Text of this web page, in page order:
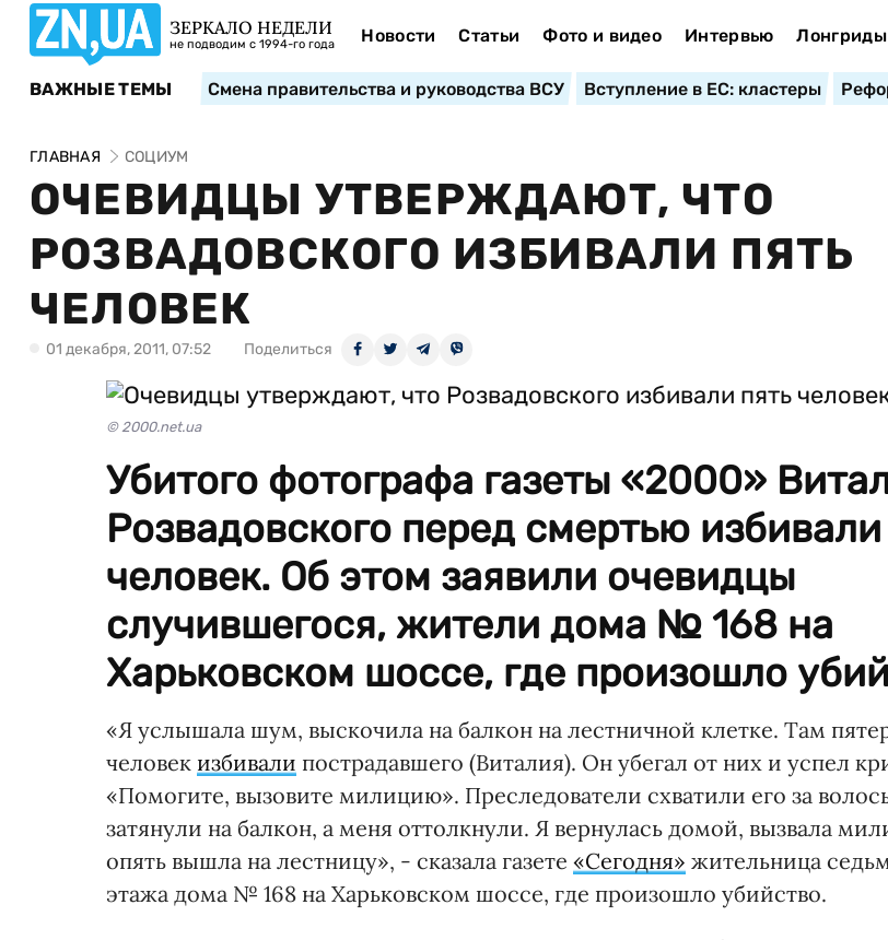
ЗЕРКАЛО НЕДЕЛИ
не подводим с 1994-го года Новости Статьи Фото и видео Интервью Лонгриды
ВАЖНЫЕ ТЕМЫ Смена правительства и руководства ВСУ Вступление в ЕС: кластеры
ГЛАВНАЯ СОЦИУМ
ОЧЕВИДЦЫ УТВЕРЖДАЮТ, ЧТО
РОЗВАДОВСКОГО ИЗБИВАЛИ ПЯТЬ
ЧЕЛОВЕК
01 декабря, 2011, 07:52 Поделиться
© 2000.net.ua
Убитого фотографа газеты «2000»
Розвадовского перед смертью избивали
человек. Об этом заявили очевидцы
случившегося, жители дома № 168 на
Харьковском шоссе, где произошло
«Я услышала шум, выскочила на балкон на лестничной клетке. Там
человек избивали пострадавшего (Виталия). Он убегал от них и успел
«Помогите, вызовите милицию». Преследователи схватили его за
затянули на балкон, а меня оттолкнули. Я вернулась домой, вызвала
опять вышла на лестницу», - сказала газете «Сегодня» жительница
этажа дома № 168 на Харьковском шоссе, где произошло убийство.